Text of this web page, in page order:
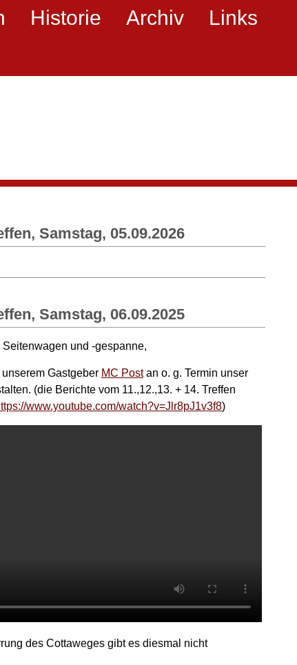
Historie Archiv Links
Samstag, 05.09.2026
Samstag, 06.09.2025
und -gespanne,
Gastgeber MC Postan o. g. Termin unser
(die Berichte vom 11.,12.,13. + 14. Treffen
www.youtube.com/watch?v=Jlr8pJ1v3f8)
des Cottaweges gibt es diesmal nicht